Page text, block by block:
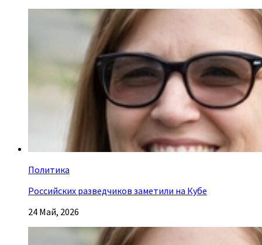
Политика
Российских разведчиков заметили на Кубе
24 Май, 2026